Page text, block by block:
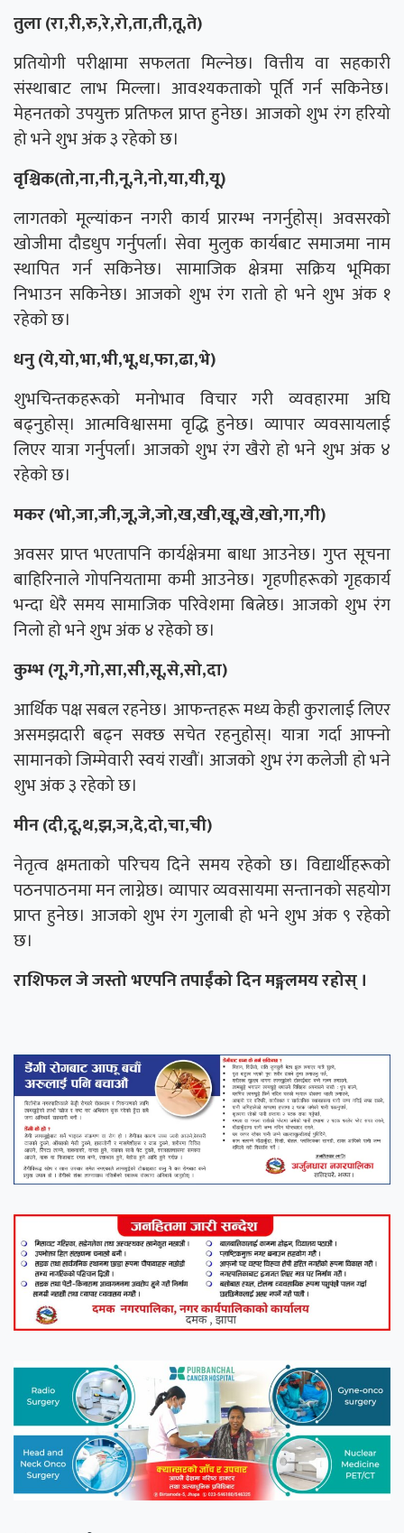
तुला (रा,री,रु,रे,रो,ता,ती,तू,ते)
प्रतियोगी परीक्षामा सफलता मिल्नेछ। वित्तीय वा सहकारी
संस्थाबाट लाभ मिल्ला। आवश्यकताको पूर्ति गर्न सकिनेछ।
मेहनतको उपयुक्त प्रतिफल प्राप्त हुनेछ। आजको शुभ रंग हरियो
हो भने शुभ अंक ३ रहेको छ।
वृश्चिक(तो,ना,नी,नू,ने,नो,या,यी,यू)
लागतको मूल्यांकन नगरी कार्य प्रारम्भ नगर्नुहोस्। अवसरको
खोजीमा दौडधुप गर्नुपर्ला। सेवा मुलुक कार्यबाट समाजमा नाम
स्थापित गर्न सकिनेछ। सामाजिक क्षेत्रमा सक्रिय भूमिका
निभाउन सकिनेछ। आजको शुभ रंग रातो हो भने शुभ अंक १
रहेको छ।
धनु (ये,यो,भा,भी,भू,ध,फा,ढा,भे)
शुभचिन्तकहरूको मनोभाव विचार गरी व्यवहारमा अघि
बढ्नुहोस्। आत्मविश्वासमा वृद्धि हुनेछ। व्यापार व्यवसायलाई
लिएर यात्रा गर्नुपर्ला। आजको शुभ रंग खैरो हो भने शुभ अंक ४
रहेको छ।
मकर (भो,जा,जी,जू,जे,जो,ख,खी,खू,खे,खो,गा,गी)
अवसर प्राप्त भएतापनि कार्यक्षेत्रमा बाधा आउनेछ। गुप्त सूचना
बाहिरिनाले गोपनियतामा कमी आउनेछ। गृहणीहरूको गृहकार्य
भन्दा धेरै समय सामाजिक परिवेशमा बित्नेछ। आजको शुभ रंग
निलो हो भने शुभ अंक ४ रहेको छ।
कुम्भ (गू,गे,गो,सा,सी,सू,से,सो,दा)
आर्थिक पक्ष सबल रहनेछ। आफन्तहरू मध्य केही कुरालाई लिएर
असमझदारी बढ्न सक्छ सचेत रहनुहोस्। यात्रा गर्दा आफ्नो
सामानको जिम्मेवारी स्वयं राखौं। आजको शुभ रंग कलेजी हो भने
शुभ अंक ३ रहेको छ।
मीन (दी,दू,थ,झ,ञ,दे,दो,चा,ची)
नेतृत्व क्षमताको परिचय दिने समय रहेको छ। विद्यार्थीहरूको
पठनपाठनमा मन लाग्नेछ। व्यापार व्यवसायमा सन्तानको सहयोग
प्राप्त हुनेछ। आजको शुभ रंग गुलाबी हो भने शुभ अंक ९ रहेको
छ।
राशिफल जे जस्तो भएपनि तपाईंको दिन मङ्गलमय रहोस् ।